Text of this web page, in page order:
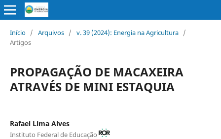
Início / Arquivos / v. 39 (2024): Energia na Agricultura /
Artigos
PROPAGAÇÃO DE MACAXEIRA
ATRAVÉS DE MINI ESTAQUIA
Rafael Lima Alves
Instituto Federal de Educação